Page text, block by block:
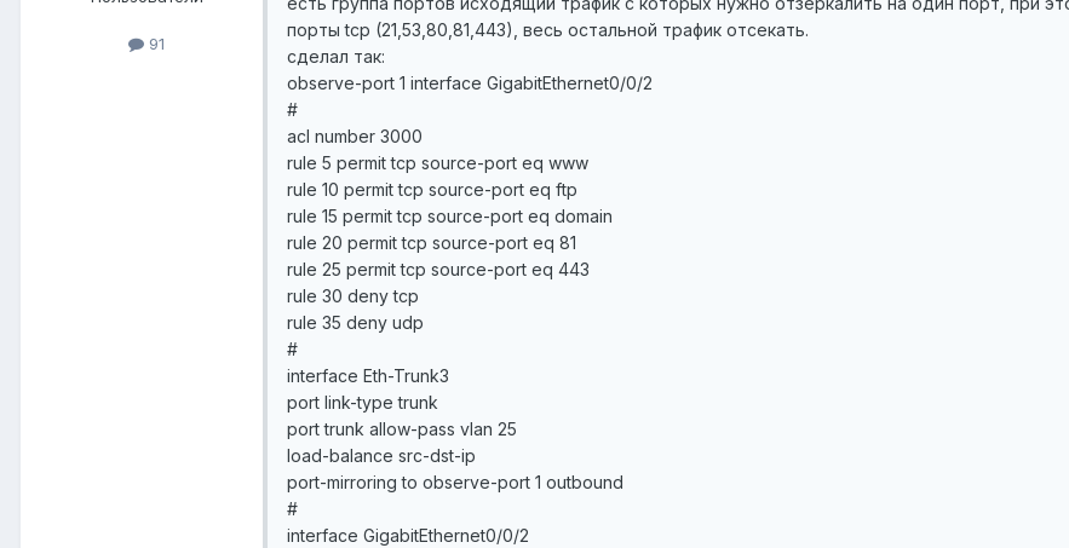
91
порты tcp (21,53,80,81,443), весь остальной трафик отсекать.
сделал так:
observe-port 1 interface GigabitEthernet0/0/2
#
acl number 3000
rule 5 permit tcp source-port eq www
rule 10 permit tcp source-port eq ftp
rule 15 permit tcp source-port eq domain
rule 20 permit tcp source-port eq 81
rule 25 permit tcp source-port eq 443
rule 30 deny tcp
rule 35 deny udp
#
interface Eth-Trunk3
port link-type trunk
port trunk allow-pass vlan 25
load-balance src-dst-ip
port-mirroring to observe-port 1 outbound
#
interface GigabitEthernet0/0/2